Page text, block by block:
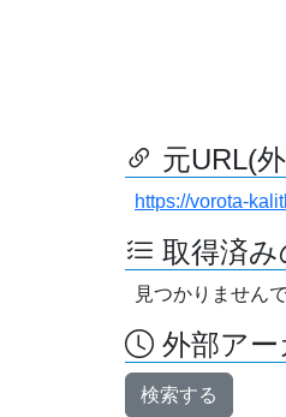
元URL(
https://vorota-
取得済み
見つかりません
外部ア
検索する